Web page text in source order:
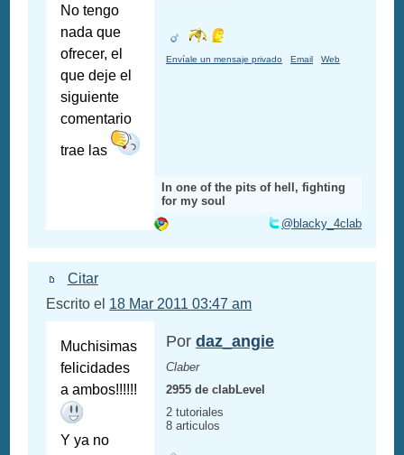
No tengo
nada que
ofrecer, el
que deje el
siguiente
comentario
trae las
Envíale un mensaje privado Email Web
In one of the pits of hell, fighting
for my soul
@blacky_4clab
Citar
Escrito el 18 Mar 2011 03:47 am
Muchisimas
felicidades
a ambos!!!!!!
Y ya no
Por daz_angie
Claber
2955 de clabLevel
2 tutoriales
8 articulos